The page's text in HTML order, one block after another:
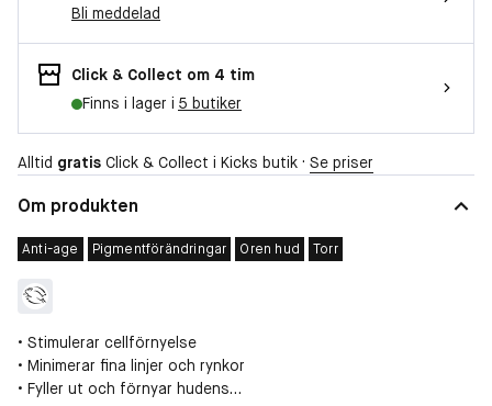
Bli meddelad
Click & Collect om 4 tim
Finns i lager i 5 butiker
Alltid gratis Click & Collect i Kicks butik · Se priser
Om produkten
Anti-age Pigmentförändringar Oren hud Torr
• Stimulerar cellförnyelse
• Minimerar fina linjer och rynkor
• Fyller ut och förnyar hudens